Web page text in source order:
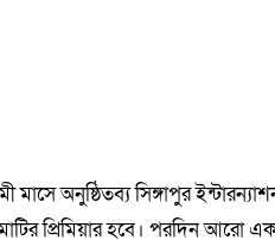
মাসে অনুষ্ঠিতব্য সিঙ্গাপুর
প্রিমিয়ার হবে। পরদিন আরো